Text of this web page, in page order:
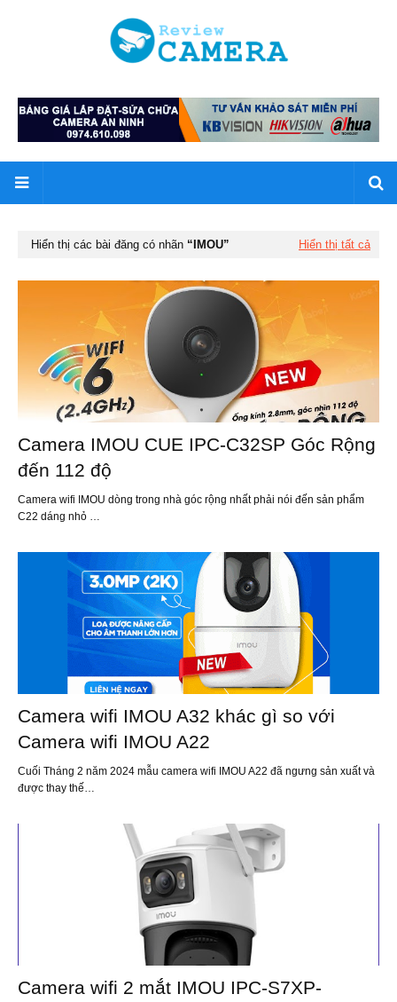
Hiển thị các bài đăng có nhãn IMOU Hiển thị tất cả
Camera IMOU CUE IPC-C32SP Góc Rộng
đến 112 độ
Camera wifi IMOU dòng trong nhà góc rộng nhất phải nói đến sản phẩm
C22 dáng nhỏ …
Camera wifi IMOU A32 khác gì so với
Camera wifi IMOU A22
Cuối Tháng 2 năm 2024 mẫu camera wifi IMOU A22 đã ngưng sản xuất và
được thay thế…
Camera wifi 2 mắt IMOU IPC-S7XP-